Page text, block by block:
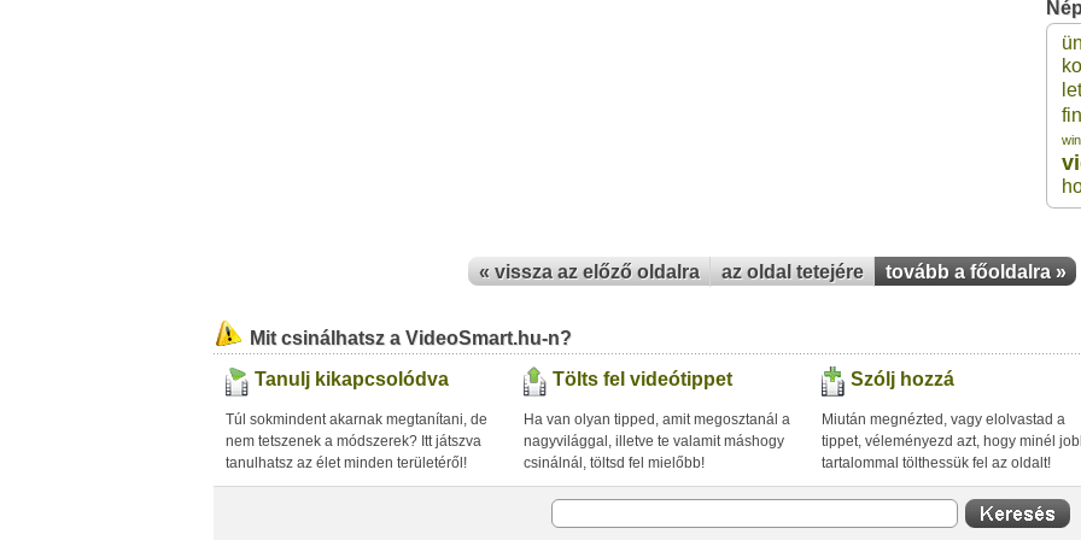
« vissza az előző oldalra az oldal tetejére tovább a főoldalra »
Mit csinálhatsz a VideoSmart.hu-n?
Tanulj kikapcsolódva
Túl sokmindent akarnak megtanítani, de
nem tetszenek a módszerek? Itt játszva
tanulhatsz az élet minden területéről!
Tölts fel videótippet
Ha van olyan tipped, amit megosztanál a
nagyvilággal, illetve te valamit máshogy
csinálnál, töltsd fel mielőbb!
Szólj hozzá
Miután megnézted, vagy elolvastad a
tippet, véleményezd azt, hogy minél
tartalommal tölthessük fel az oldalt!